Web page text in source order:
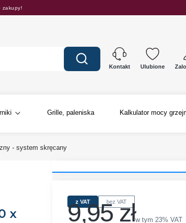
zakupy!
Wyczyść Szukaj Kontakt Ulubione
Grille, paleniska Kalkulator mocy
- system skręcany
x
z VAT bez VAT
Cena
9,95 złw tym 23% VAT
w tym 23% VAT